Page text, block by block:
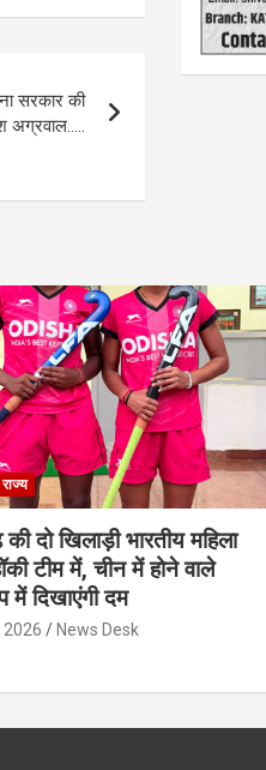
सरकार की
अग्रवाल…..
राज्य
दो खिलाड़ी भारतीय महिला
टीम में, चीन में होने वाले
में दिखाएंगी दम
News Desk